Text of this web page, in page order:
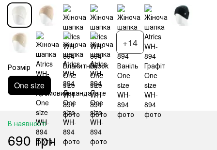
+14
Розмір
One size
В наявності
690 грн